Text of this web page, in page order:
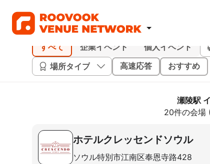
すべて 企業イベント 個人イベント
場所タイプ
高速応答 おすすめ
瀬陵駅
20件の会場
ホテルクレッセンドソウル
ソウル特別市江南区奉恩寺路428